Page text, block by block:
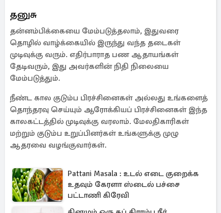
தனுசு
தன்னம்பிக்கையை மேம்படுத்தலாம், இதுவரை
தொழில் வாழ்க்கையில் இருந்து வந்த தடைகள்
முடிவுக்கு வரும். எதிர்பாராத பண ஆதாயங்கள்
தேடிவரும், இது அவர்களின் நிதி நிலையை
மேம்படுத்தும்.
நீண்ட கால குடும்ப பிரச்சினைகள் அல்லது உங்களைத்
தொந்தரவு செய்யும் ஆரோக்கியப் பிரச்சினைகள் இந்த
காலகட்டத்தில் முடிவுக்கு வரலாம். மேலதிகாரிகள்
மற்றும் குடும்ப உறுப்பினர்கள் உங்களுக்கு முழு
ஆதரவை வழங்குவார்கள்.
Pattani Masala : உடல் எடை குறைக்க
உதவும் கேரளா ஸ்டைல் பச்சை
பட்டாணி கிரேவி